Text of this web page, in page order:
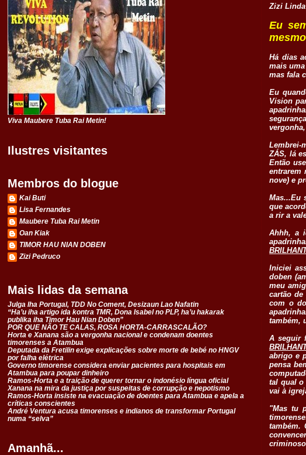
Zizi Linda
Eu
Há dias
mais
mas fala
Eu
Vision
Lembrei-
ZÁS, lá
Então
entrarem
nove) e
Mas...Eu
que
a rir a
Ahhh, a
Iniciei
doben
meu
cartão de
com o
também,
A seguir
abrigo e
pensa
tal qual o
vai à
"Mas tu
também.
Viva Maubere Tuba Rai Metin!
Ilustres visitantes
Membros do blogue
Kai Buti
Lisa Fernandes
Maubere Tuba Rai Metin
Oan Kiak
TIMOR HAU NIAN DOBEN
Zizi Pedruco
Mais lidas da semana
Julga Iha Portugal, TDD No Coment, Desizaun Lao Nafatin
“Ha’u iha artigo ida kontra TMR, Dona Isabel no PLP, ha’u hakarak
publika iha Timor Hau Nian Doben”
POR QUE NÃO TE CALAS, ROSA HORTA-CARRASCALÃO?
Horta e Xanana são a vergonha nacional e condenam doentes
timorenses a Atambua
Deputada da Fretilin exige explicações sobre morte de bebé no HNGV
por falha elétrica
Governo timorense considera enviar pacientes para hospitais em
Atambua para poupar dinheiro
Ramos-Horta e a traição de querer tornar o indonésio língua oficial
Xanana na mira da justiça por suspeitas de corrupção e nepotismo
Ramos-Horta insiste na evacuação de doentes para Atambua e apela a
críticas conscientes
André Ventura acusa timorenses e indianos de transformar Portugal
numa “selva”
Amanhã...